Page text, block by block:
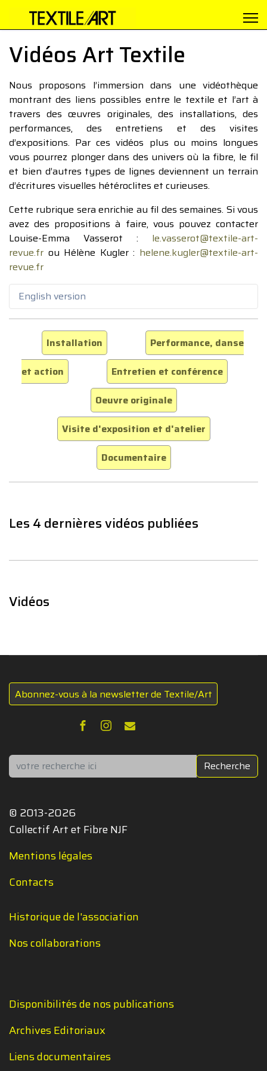
Vidéos Art Textile
Nous proposons l’immersion dans une vidéothèque
montrant des liens possibles entre le textile et l’art à
travers des œuvres originales, des installations, des
performances, des entretiens et des visites
d’expositions. Par ces vidéos plus ou moins longues
vous pourrez plonger dans des univers où la fibre, le fil
et bien d’autres types de lignes deviennent un terrain
d’écritures visuelles hétéroclites et curieuses.
Cette rubrique sera enrichie au fil des semaines. Si vous
avez des propositions à faire, vous pouvez contacter
Louise-Emma Vasserot : le.vasserot@textile-art-
revue.fr ou Hélène Kugler : helene.kugler@textile-art-
revue.fr
English version
Installation
Performance, danse
et action
Entretien et conférence
Oeuvre originale
Visite d'exposition et d'atelier
Documentaire
Les 4 dernières vidéos publiées
Vidéos
Abonnez-vous à la newsletter de Textile/Art
Rechercher Recherche
© 2013-2026
Collectif Art et Fibre NJF
Mentions légales
Contacts
Historique de l'association
Nos collaborations
Disponibilités de nos publications
Archives Editoriaux
Liens documentaires